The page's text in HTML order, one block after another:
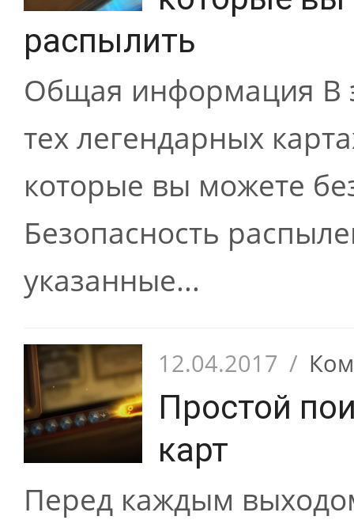
распылить
Общая информация В
тех легендарных
которые вы можете
Безопасность
указанные...
12.04.2017 /
Простой
карт
Перед каждым